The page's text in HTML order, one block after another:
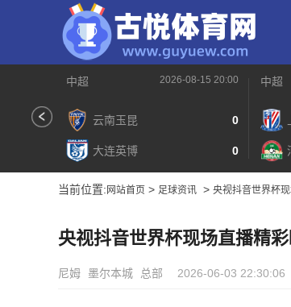
中超 2026-08-15 20:00
云南玉昆 0
大连英博 0
中超
当前位置: 网站首页 > 足球资讯 > 央视抖音世界杯
央视抖音世界杯现场直播精
尼姆 墨尔本城 总部 2026-06-03 22:30:06